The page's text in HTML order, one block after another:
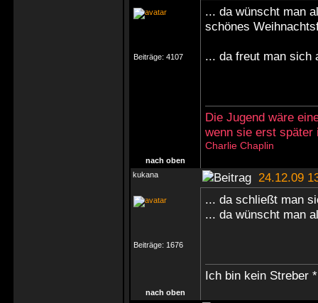
Beiträge: 4107
... da wünscht man
schönes
... da freut man sich
Die Jugend wäre
wenn sie erst später
Charlie Chaplin
nach oben
kukana
24.12.09
Beiträge: 1676
... da schließt man
... da wünscht man
Ich bin kein Streber
nach oben